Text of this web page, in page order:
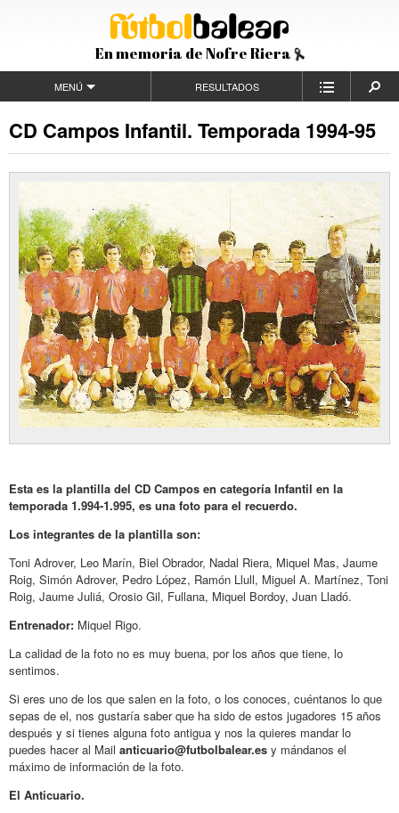
En memoria de Nofre Riera
MENÚ RESULTADOS
CD Campos Infantil. Temporada 1994-95
Esta es la plantilla del CD Campos en categoría Infantil en la
temporada 1.994-1.995, es una foto para el recuerdo.
Los integrantes de la plantilla son:
Toni Adrover, Leo Marín, Biel Obrador, Nadal Riera, Miquel Mas, Jaume
Roig, Simón Adrover, Pedro López, Ramón Llull, Miguel A. Martínez, Toni
Roig, Jaume Juliá, Orosio Gil, Fullana, Miquel Bordoy, Juan Lladó.
Entrenador: Miquel Rigo.
La calidad de la foto no es muy buena, por los años que tiene, lo
sentimos.
Si eres uno de los que salen en la foto, o los conoces, cuéntanos lo que
sepas de el, nos gustaría saber que ha sido de estos jugadores 15 años
después y si tienes alguna foto antigua y nos la quieres mandar lo
puedes hacer al Mail anticuario@futbolbalear.es y mándanos el
máximo de información de la foto.
El Anticuario.